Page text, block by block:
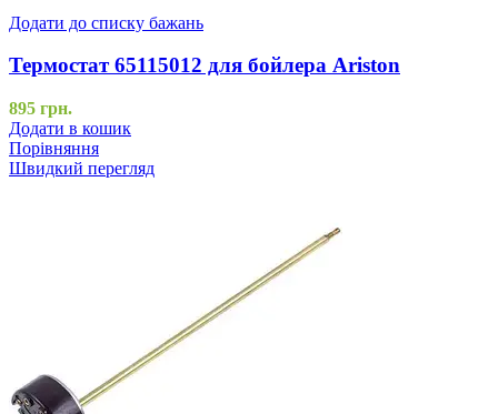
Додати до списку бажань
Термостат 65115012 для бойлера Ariston
895 грн.
Додати в кошик
Порівняння
Швидкий перегляд